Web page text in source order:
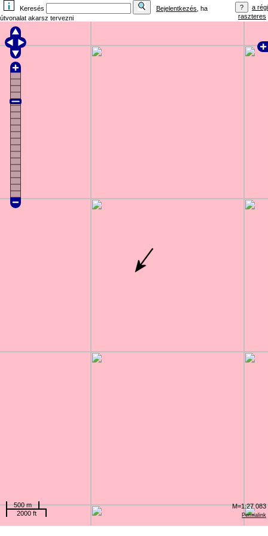
Keresés Bejelentkezés , ha
útvonalat akarsz tervezni
a régi
raszteres
Permalink
500 m
2000 ft
M=1:27 083